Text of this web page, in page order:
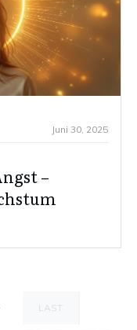
Juni 30, 2025
–
LAST